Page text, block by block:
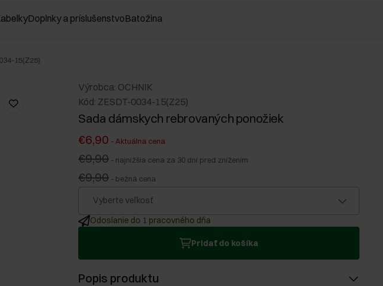
Doplnky a príslušenstvoBatožina
15(Z25)
Výrobca: OCHNIK
Kód: ZESDT-0034-15(Z25)
Sada dámskych rebrovaných ponožiek
€6,90 - Aktuálna cena
€9,90 - najnižšia cena za 30 dní pred znížením
€9,90 - bežná cena
Vyberte veľkosť
Odoslanie do 1 pracovného dňa
Pridať do košíka
Popis produktu